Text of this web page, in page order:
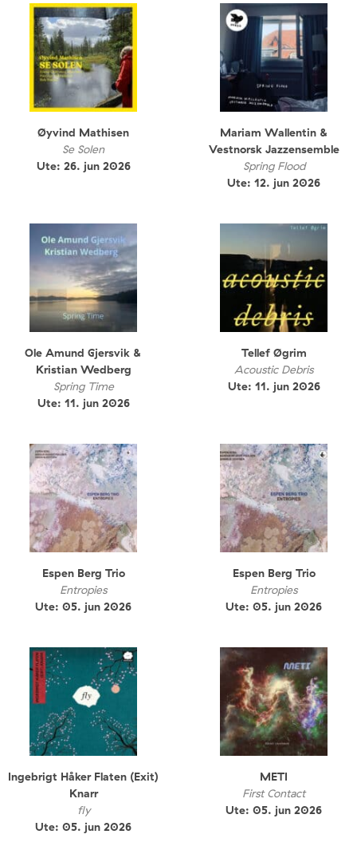
Øyvind Mathisen
Se Solen
Ute: 26. jun 2026
Mariam Wallentin &
Vestnorsk Jazzensemble
Spring Flood
Ute: 12. jun 2026
Ole Amund Gjersvik &
Kristian Wedberg
Spring Time
Ute: 11. jun 2026
Tellef Øgrim
Acoustic Debris
Ute: 11. jun 2026
Espen Berg Trio
Entropies
Ute: 05. jun 2026
Espen Berg Trio
Entropies
Ute: 05. jun 2026
Ingebrigt Håker Flaten (Exit)
Knarr
fly
Ute: 05. jun 2026
METI
First Contact
Ute: 05. jun 2026